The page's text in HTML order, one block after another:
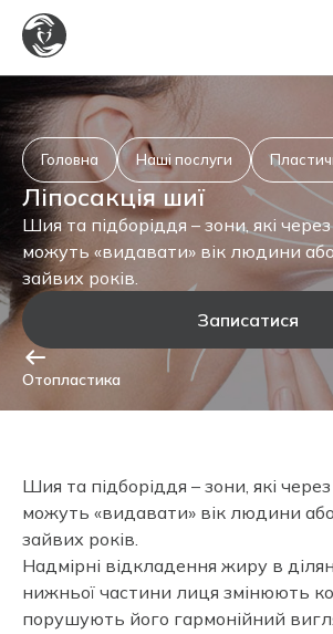
Головна Наші послуги
Ліпосакція шиї
Шия та підборіддя – зони, які
можуть «видавати» вік людини
зайвих років.
Записатися
Отопластика
Шия та підборіддя – зони, які
можуть «видавати» вік людини
зайвих років.
Надмірні відкладення жиру в
нижньої частини лиця змінюють
порушують його гармонійний